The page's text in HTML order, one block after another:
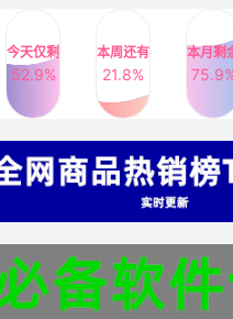
今天仅剩
52.9%
本周还有
21.8%
本月剩